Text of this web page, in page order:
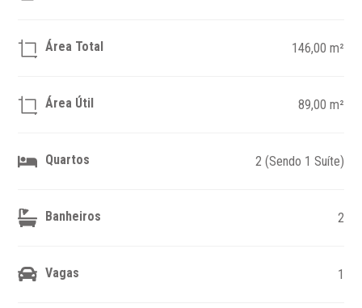
Área Total 146,00 m²
Área Útil 89,00 m²
Quartos 2 (Sendo 1 Suíte)
Banheiros 2
Vagas 1